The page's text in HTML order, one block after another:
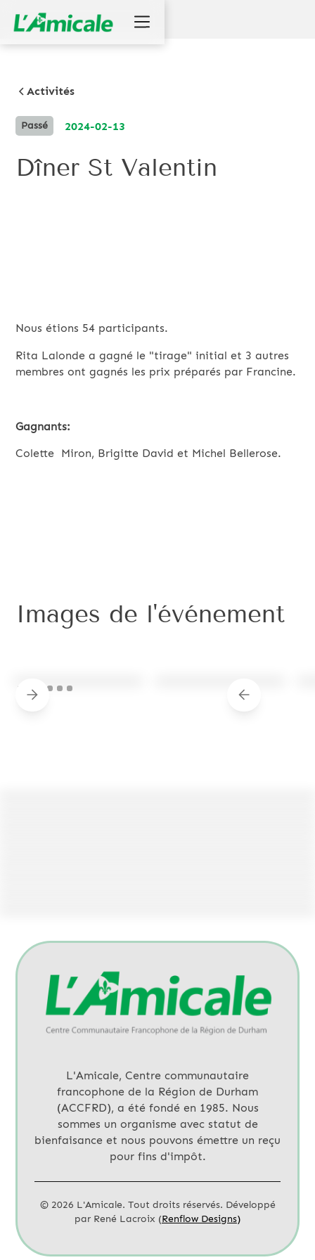
Activités
Passé 2024-02-13
Dîner St Valentin
Nous étions 54 participants.
Rita Lalonde a gagné le "tirage" initial et 3 autres
membres ont gagnés les prix préparés par Francine.
Gagnants:
Colette Miron, Brigitte David et Michel Bellerose.
Images de l'événement
L'Amicale, Centre communautaire
francophone de la Région de Durham
(ACCFRD), a été fondé en 1985. Nous
sommes un organisme avec statut de
bienfaisance et nous pouvons émettre un reçu
pour fins d'impôt.
© 2026 L'Amicale. Tout droits réservés. Développé
par René Lacroix (Renflow Designs)